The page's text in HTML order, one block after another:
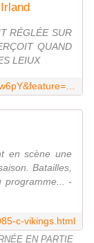
RÉGLÉE SUR
QUAND
LEIUX
en scène une
Batailles,
programme... -
c-vikings.html
EN PARTIE